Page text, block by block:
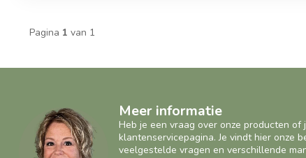
Pagina 1 van 1
Meer informatie
Heb je een vraag over onze producten
klantenservicepagina. Je vindt hier onze
veelgestelde vragen en verschillende